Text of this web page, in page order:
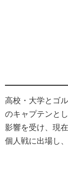
高校・大学とゴ
のキャプテンと
影響を受け、現
個人戦に出場し